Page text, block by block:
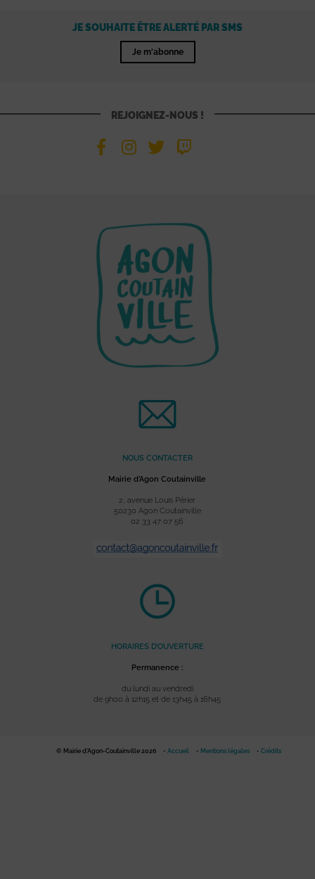
JE SOUHAITE ÊTRE ALERTÉ PAR SMS
Je m'abonne
REJOIGNEZ-NOUS !
NOUS CONTACTER
Mairie d’Agon Coutainville
2, avenue Louis Périer
50230 Agon Coutainville
02 33 47 07 56
HORAIRES D’OUVERTURE
Permanence :
du lundi au vendredi
de 9h00 à 12h15 et de 13h45 à 16h45
© Mairie d'Agon-Coutainville 2026 Accueil Mentions légales Crédits